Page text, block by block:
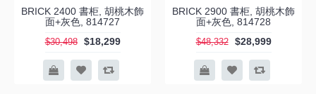
BRICK 2400 書柜, 胡桃木飾
面+灰色, 814727
$30,498 $18,299
BRICK 2900 書柜, 胡桃木飾
面+灰色, 814728
$48,332 $28,999